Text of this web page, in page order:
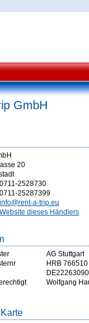
GmbH
20
0711-2528730
0711-25287399
info@rent-a-trip.eu
Website dieses Händlers
AG Stuttgart
HRB 766510
DE22263090
Wolfgang